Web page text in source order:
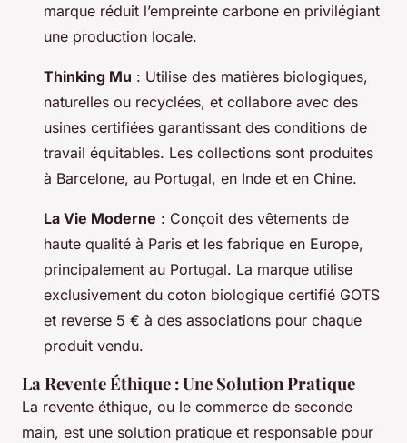
marque réduit l’empreinte carbone en privilégiant
une production locale.
Thinking Mu : Utilise des matières biologiques,
naturelles ou recyclées, et collabore avec des
usines certifiées garantissant des conditions de
travail équitables. Les collections sont produites
à Barcelone, au Portugal, en Inde et en Chine.
La Vie Moderne : Conçoit des vêtements de
haute qualité à Paris et les fabrique en Europe,
principalement au Portugal. La marque utilise
exclusivement du coton biologique certifié GOTS
et reverse 5 € à des associations pour chaque
produit vendu.
La Revente Éthique : Une Solution Pratique
La revente éthique, ou le commerce de seconde
main, est une solution pratique et responsable pour